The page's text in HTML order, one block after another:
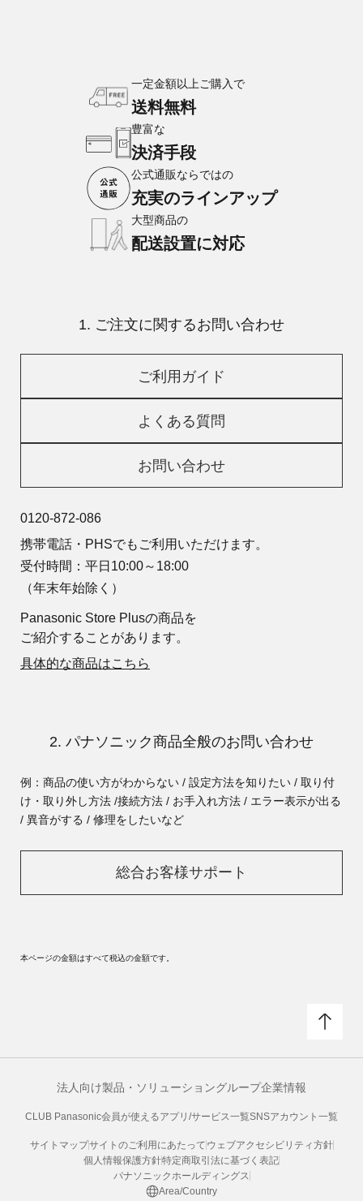
一定金額以上ご購入で
送料無料
豊富な
決済手段
公式通販ならではの
充実のラインアップ
大型商品の
配送設置に対応
1. ご注文に関するお問い合わせ
ご利用ガイド
よくある質問
お問い合わせ
0120-872-086
携帯電話・PHSでもご利用いただけます。
受付時間：平日10:00～18:00
（年末年始除く）
Panasonic Store Plusの商品を
ご紹介することがあります。
具体的な商品はこちら
2. パナソニック商品全般のお問い合わせ
例：商品の使い方がわからない / 設定方法を知りたい / 取り付
け・取り外し方法 /接続方法 / お手入れ方法 / エラー表示が出る
/ 異音がする / 修理をしたいなど
総合お客様サポート
本ページの金額はすべて税込の金額です。
法人向け製品・ソリューショングループ企業情報
CLUB Panasonic会員が使えるアプリ/サービス一覧SNSアカウント一覧
サイトマップサイトのご利用にあたって ウェブアクセシビリティ方針
個人情報保護方針特定商取引法に基づく表記
パナソニックホールディングス
Area/Country